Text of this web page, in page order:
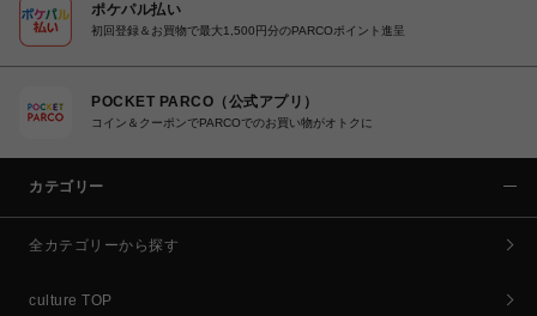
ポケパル払い
初回登録＆お買物で最大1,500円分のPARCOポイント進呈
POCKET PARCO（公式アプリ）
コイン＆クーポンでPARCOでのお買い物がオトクに
カテゴリー
全カテゴリーから探す
culture TOP